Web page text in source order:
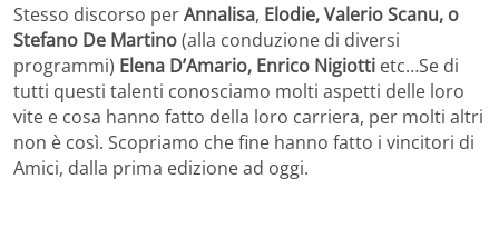
Stesso discorso perAnnalisa, Elodie, Valerio Scanu, o
Stefano De Martino(alla conduzione di diversi
programmi) Elena D’Amario, Enrico Nigiotti etc…Se di
tutti questi talenti conosciamo molti aspetti delle loro
vite e cosa hanno fatto della loro carriera, per molti altri
non è così. Scopriamo che fine hanno fatto i vincitori di
Amici, dalla prima edizione ad oggi.